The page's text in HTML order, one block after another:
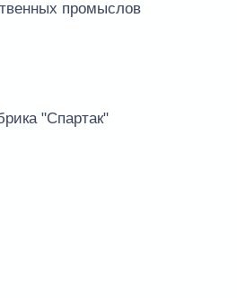
промыслов
"Спартак"